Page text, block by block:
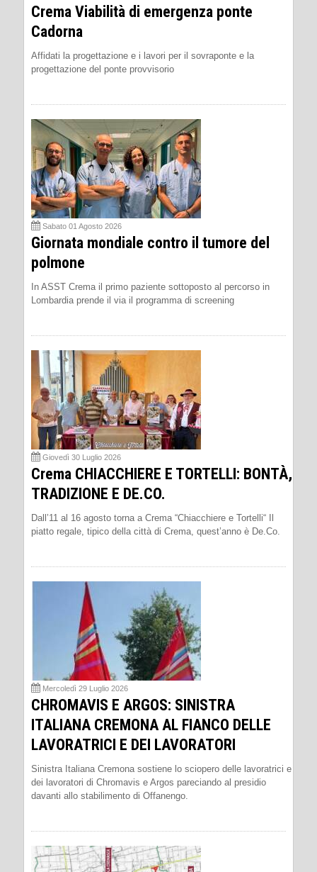
Crema Viabilità di emergenza ponte
Cadorna
Affidati la progettazione e i lavori per il sovraponte e la
progettazione del ponte provvisorio
Sabato 01 Agosto 2026
Giornata mondiale contro il tumore del
polmone
In ASST Crema il primo paziente sottoposto al percorso in
Lombardia prende il via il programma di screening
Giovedì 30 Luglio 2026
Crema CHIACCHIERE E TORTELLI: BONTÀ,
TRADIZIONE E DE.CO.
Dall’11 al 16 agosto torna a Crema “Chiacchiere e Tortelli“ Il
piatto regale, tipico della città di Crema, quest’anno è De.Co.
Mercoledì 29 Luglio 2026
CHROMAVIS E ARGOS: SINISTRA
ITALIANA CREMONA AL FIANCO DELLE
LAVORATRICI E DEI LAVORATORI
Sinistra Italiana Cremona sostiene lo sciopero delle lavoratrici e
dei lavoratori di Chromavis e Argos pareciando al presidio
davanti allo stabilimento di Offanengo.